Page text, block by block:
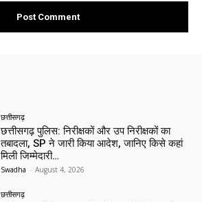
छत्तीसगढ़
छत्तीसगढ़ पुलिस: निरीक्षकों और उप निरीक्षकों का
तबादला, SP ने जारी किया आदेश, जानिए किसे कहां
मिली जिम्मेदारी…
Swadha - August 4, 2026
छत्तीसगढ़